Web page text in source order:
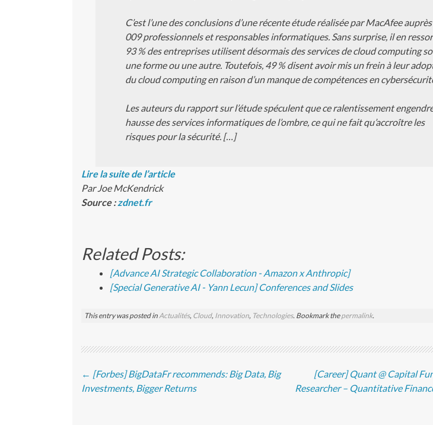
C’est l’une des conclusions d’une récente étude réalisée par MacAfee
009 professionnels et responsables informatiques. Sans surprise, il en
93 % des entreprises utilisent désormais des services de cloud computing
une forme ou une autre. Toutefois, 49 % disent avoir mis un frein à leur
du cloud computing en raison d’un manque de compétences en
Les auteurs du rapport sur l’étude spéculent que ce ralentissement
hausse des services informatiques de l’ombre, ce qui ne fait qu’accroître les
risques pour la sécurité. […]
Lire la suite de l’article
Par Joe McKendrick
Source : zdnet.fr
Related Posts:
[Advance AI Strategic Collaboration - Amazon x Anthropic]
[Special Generative AI - Yann Lecun] Conferences and Slides
This entry was posted in Actualités, Cloud, Innovation, Technologies. Bookmark thepermalink.
Post navigation
← [Forbes] BigDataFr recommends: Big Data, Big
Investments, Bigger Returns
[Career] Quant @ Capital
Researcher – Quantitative